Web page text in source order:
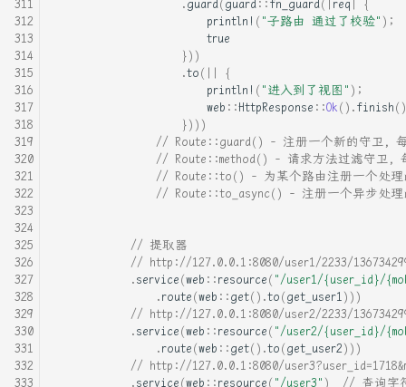
.guard(guard ::fn_guard( | req |
{
println! ( "子路由 通过了校验" );
true
}))
.to( ||
{
println! ( "进入到了视图" );
web ::HttpResponse ::Ok().finish()
})))
// Route::guard() - 注册一个新的守卫, 每
// Route::method() - 请求方法过滤守卫,
// Route::to() - 为某个路由注册一个处理
// Route::to_async() - 注册一个异步处理
// 提取器
// http://127.0.0.1:8080/user1/2233/
.service(web ::resource( "/user1/{user_id}/
.route(web ::get().to(get_user1 )))
// http://127.0.0.1:8080/user2/2233/
.service(web ::resource( "/user2/{user_id}/
.route(web ::get().to(get_user2)))
// http://127.0.0.1:8080/
.service(web ::resource( "/user3" ) // 查询字